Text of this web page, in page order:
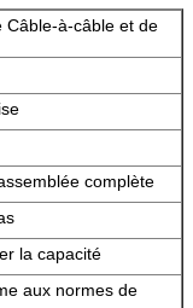
Câble-à-câble et de
complète
la capacité
aux normes de